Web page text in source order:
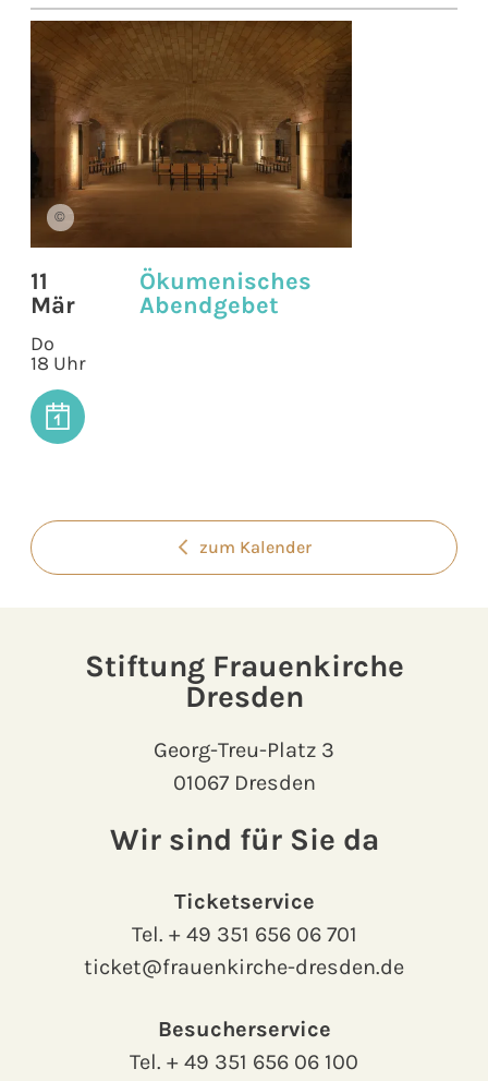
©
11
Mär
Do
18 Uhr
Ökumenisches
Abendgebet
zum Kalender
Stiftung Frauenkirche
Dresden
Georg-Treu-Platz 3
01067 Dresden
Wir sind für Sie da
Ticketservice
Tel. + 49 351 656 06 701
ticket@frauenkirche-dresden.de
Besucherservice
Tel. + 49 351 656 06 100